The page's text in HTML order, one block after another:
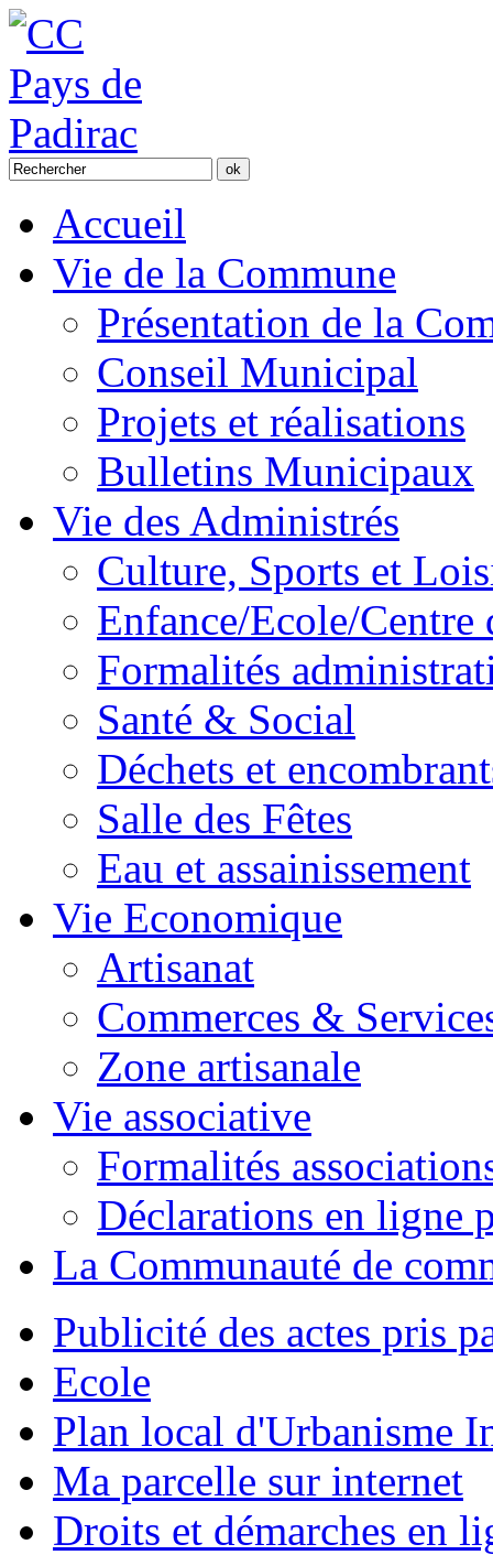
Accueil
Vie de la Commune
Présentation de la
Conseil Municipal
Projets et réalisations
Bulletins Municipaux
Vie des Administrés
Culture, Sports et
Enfance/Ecole/Centre
Formalités
Santé & Social
Déchets et
Salle des Fêtes
Eau et assainissement
Vie Economique
Artisanat
Commerces &
Zone artisanale
Vie associative
Formalités
Déclarations en ligne
La Communauté de
Publicité des actes pris
Ecole
Plan local d'Urbanisme
Ma parcelle sur internet
Droits et démarches en